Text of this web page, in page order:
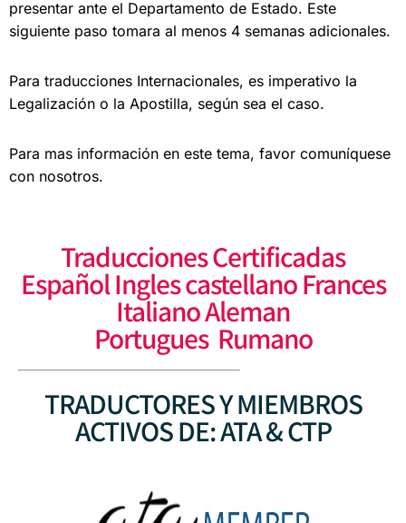
presentar ante el Departamento de Estado. Este
siguiente paso tomara al menos 4 semanas adicionales.
Para traducciones Internacionales, es imperativo la
Legalización o la Apostilla, según sea el caso.
Para mas información en este tema, favor comuníquese
con nosotros.
Traducciones Certificadas
Español Ingles castellano Frances
Italiano Aleman
Portugues Rumano
TRADUCTORES Y MIEMBROS
ACTIVOS DE: ATA & CTP